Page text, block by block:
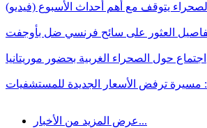
الصحراء يتوقف مع أهم أحداث الأسبوع (فيديو)
العثور على سائح فرنسي ضل بأوجفت
اجتماع حول الصحراء الغربية بحضور موريتانيا
مسيرة ترفض الأسعار الجديدة للمستشفيات
عرض المزيد من الأخبار...